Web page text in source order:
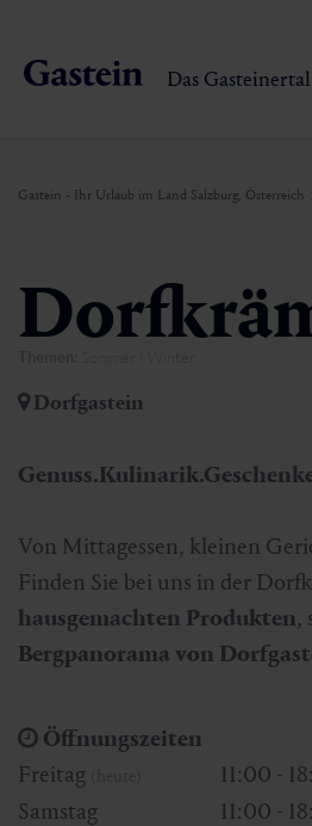
Das Gasteinertal
Skifahren & Snowboarden
Langlaufen
Sportmedizin
Kunst & Kultur
Gastein Card
Gastein von A-Z
Gastein - Ihr Urlaub im Land Salzburg, Österreich
Dorfgastein
Von Mittagessen, kleinen
Finden Sie bei uns in der
hausgemachten Produkten,
Bergpanorama von
Öffnungszeiten
Freitag
11:00 -
Samstag
11:00 -